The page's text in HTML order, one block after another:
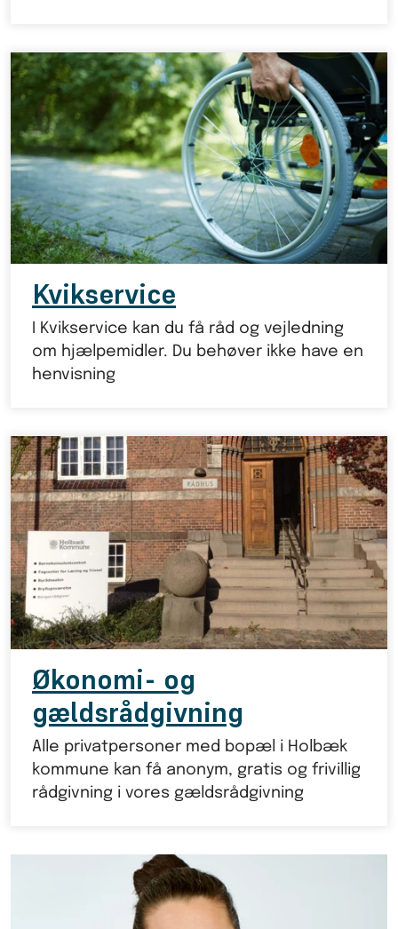
Kvikservice
I Kvikservice kan du få råd og vejledning
om hjælpemidler. Du behøver ikke have en
henvisning
Økonomi- og
gældsrådgivning
Alle privatpersoner med bopæl i Holbæk
kommune kan få anonym, gratis og frivillig
rådgivning i vores gældsrådgivning